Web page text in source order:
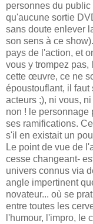
personnes du
qu'aucune sortie
sans doute enlever
son sens à ce
pays de l'action, et
vous y trompez
cette œuvre, ce ne
époustouflant, il faut
acteurs ;), ni vous,
non ! le personnage
ses ramifications.
s'il en existait un
Le point de vue de
cesse changeant-
univers connus via
angle impertinent
novateur... où se
entre toutes les
l'humour, l'impro, le